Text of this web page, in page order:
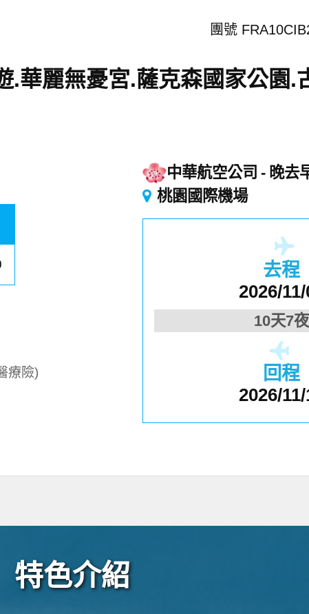
團號
.華麗無憂宮.薩克森國家公園.
療險)
中華航空公司
晚去
桃園國際機場
去程
2026/
10天7夜
回程
2026/
特色介紹